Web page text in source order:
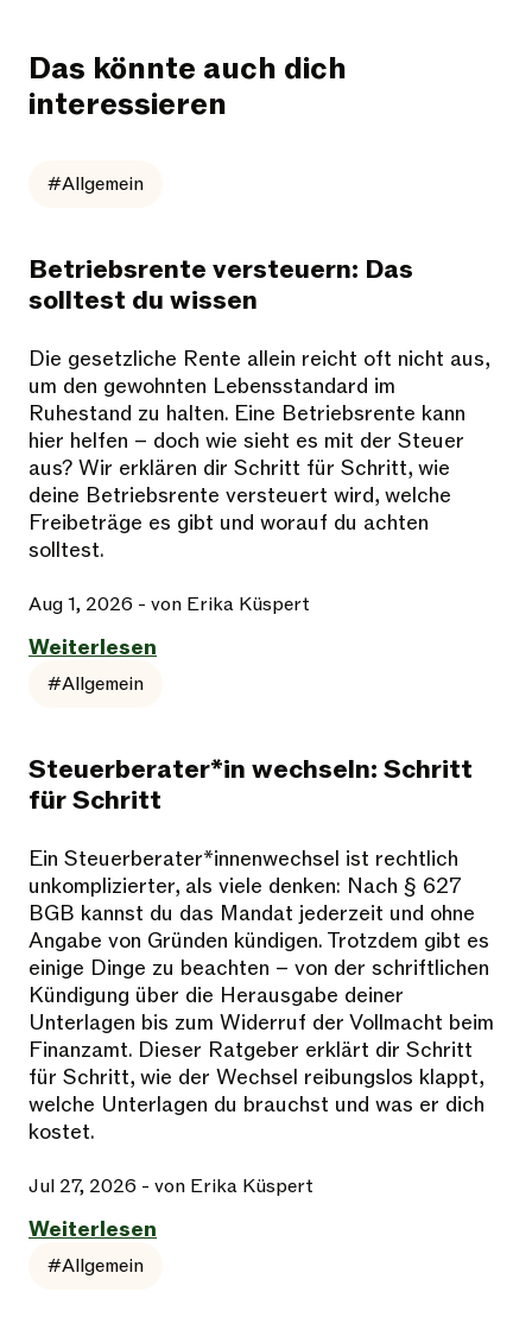
Das könnte auch dich
interessieren
#Allgemein
Betriebsrente versteuern: Das
solltest du wissen
Die gesetzliche Rente allein reicht oft nicht aus,
um den gewohnten Lebensstandard im
Ruhestand zu halten. Eine Betriebsrente kann
hier helfen – doch wie sieht es mit der Steuer
aus? Wir erklären dir Schritt für Schritt, wie
deine Betriebsrente versteuert wird, welche
Freibeträge es gibt und worauf du achten
solltest.
Aug 1, 2026 - von Erika Küspert
Weiterlesen
#Allgemein
Steuerberater*in wechseln: Schritt
für Schritt
Ein Steuerberater*innenwechsel ist rechtlich
unkomplizierter, als viele denken: Nach § 627
BGB kannst du das Mandat jederzeit und ohne
Angabe von Gründen kündigen. Trotzdem gibt es
einige Dinge zu beachten – von der schriftlichen
Kündigung über die Herausgabe deiner
Unterlagen bis zum Widerruf der Vollmacht beim
Finanzamt. Dieser Ratgeber erklärt dir Schritt
für Schritt, wie der Wechsel reibungslos klappt,
welche Unterlagen du brauchst und was er dich
kostet.
Jul 27, 2026 - von Erika Küspert
Weiterlesen
#Allgemein